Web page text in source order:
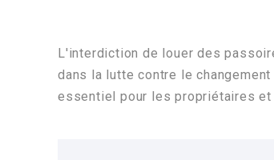
L'interdiction de louer des
dans la lutte contre le
essentiel pour les propriétaires